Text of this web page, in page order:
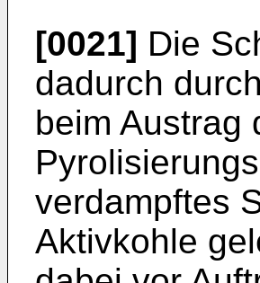
[0021] Die
dadurch
beim Austrag
verdampftes
Aktivkohle